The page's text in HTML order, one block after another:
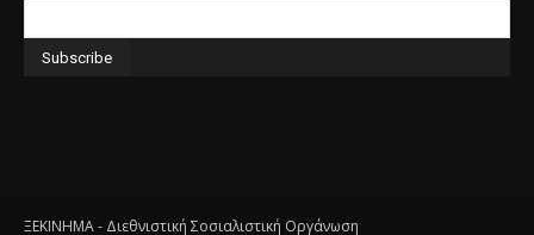
ΞΕΚΙΝΗΜΑ - Διεθνιστική Σοσιαλιστική Οργάνωση